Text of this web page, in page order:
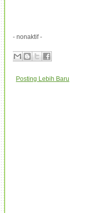
- nonaktif -
Posting Lebih Baru